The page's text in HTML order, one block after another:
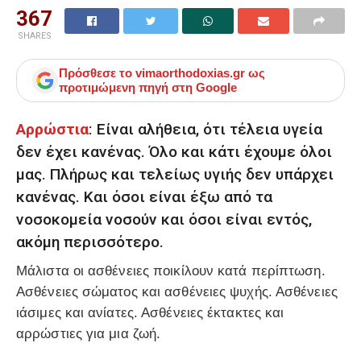
367
SHARES
Πρόσθεσε το vimaorthodoxias.gr ως
προτιμώμενη πηγή στη Google
Αρρώστια: Είναι αλήθεια, ότι τέλεια υγεία
δεν έχει κανένας. Όλο και κάτι έχουμε όλοι
μας. Πλήρως και τελείως υγιής δεν υπάρχει
κανένας. Και όσοι είναι έξω από τα
νοσοκομεία νοσούν και όσοι είναι εντός,
ακόμη περισσότερο.
Μάλιστα οι ασθένειες ποικίλουν κατά περίπτωση.
Ασθένειες σώματος και ασθένειες ψυχής. Ασθένειες
ιάσιμες και ανίατες. Ασθένειες έκτακτες και
αρρώστιες για μια ζωή.